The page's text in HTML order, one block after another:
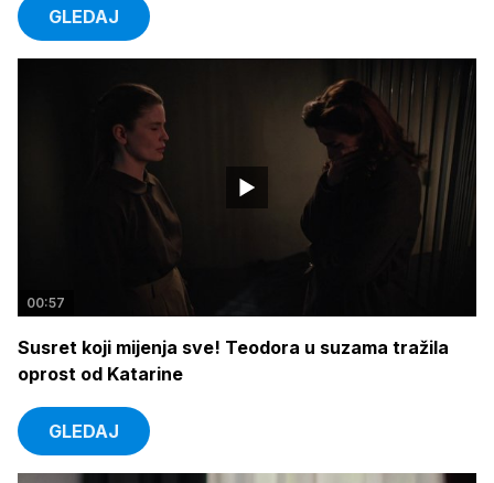
GLEDAJ
00:57
Susret koji mijenja sve! Teodora u suzama tražila
oprost od Katarine
GLEDAJ